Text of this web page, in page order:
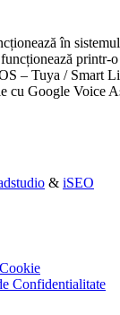
în
printr-
– Tuya / Smart
cu Google Voice
& iSEO
Confidentialitate